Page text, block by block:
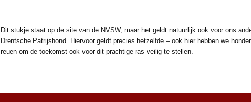
Dit stukje staat op de site van de NVSW, maar het geldt natuurlijk ook voor ons
Drentsche Patrijshond. Hiervoor geldt precies hetzelfde – ook hier hebben we
reuen om de toekomst ook voor dit prachtige ras veilig te stellen.